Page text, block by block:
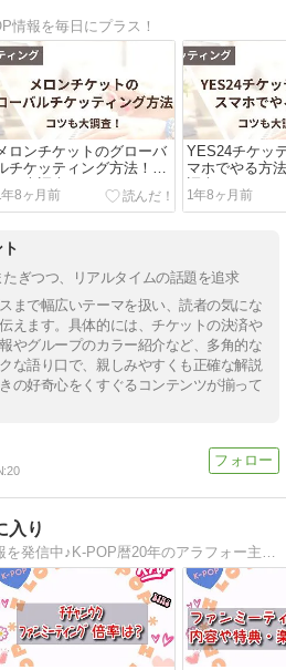
情報を毎日にプラス！
ロンチケットのグローバ
チケッティング方法！コ
ツも大調査！
年8ヶ月前
YES24チケッ
マホでやる方
調査！
1年8ヶ月前
たぎつつ、リアルタイムの話題を追求
まで幅広いテーマを扱い、読者の気にな
えます。具体的には、チケットの決済や
やグループのカラー紹介など、多角的な
な語り口で、親しみやすくも正確な解説
の好奇心をくすぐるコンテンツが揃って
20
入り
K-POPに関する最新情報を発信中♪K-POP暦20年のアラフォー主婦が語るあれこれに最後までどうぞお付き合いください（笑）